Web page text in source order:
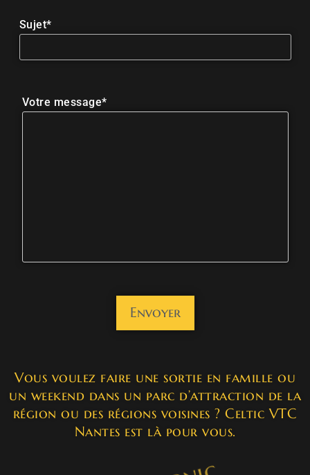
Sujet*
Votre message*
l
t
e
r
Vous voulez faire une sortie en famille ou
un weekend dans un parc d’attraction de la
région ou des régions voisines ? Celtic VTC
Nantes est là pour vous.